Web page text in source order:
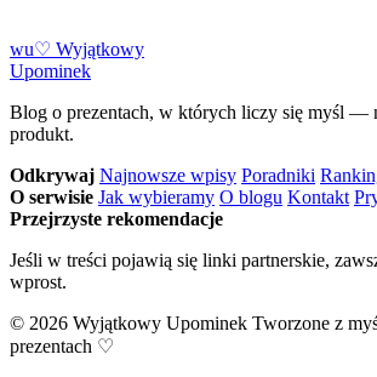
wu♡ Wyjątkowy
Upominek
Blog o prezentach, w których liczy się myśl —
produkt.
Odkrywaj Najnowsze wpisy Poradniki
O serwisie Jak wybieramy O blogu Kontakt
Przejrzyste rekomendacje
Jeśli w treści pojawią się linki partnerskie,
wprost.
© 2026 Wyjątkowy Upominek Tworzone z
prezentach ♡